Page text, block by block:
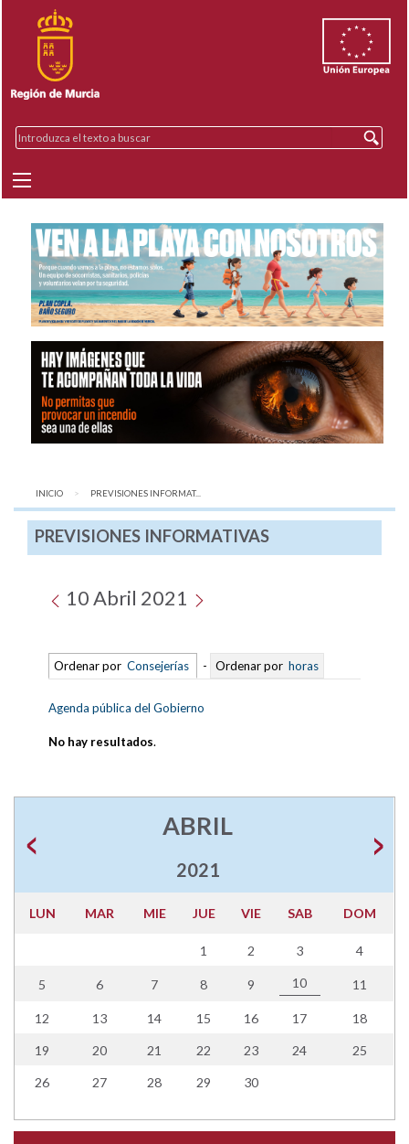
INICIO AQUÍ:
PREVISIONES INFORMAT...
PREVISIONES INFORMATIVAS
10 Abril 2021
Ordenar por Consejerías - Ordenar por horas
Agenda pública del Gobierno
No hay resultados.
ABRIL
2021
LUN MAR MIE JUE VIE SAB DOM
1 2 3 4
5 6 7 8 9 10 11
12 13 14 15 16 17 18
19 20 21 22 23 24 25
26 27 28 29 30